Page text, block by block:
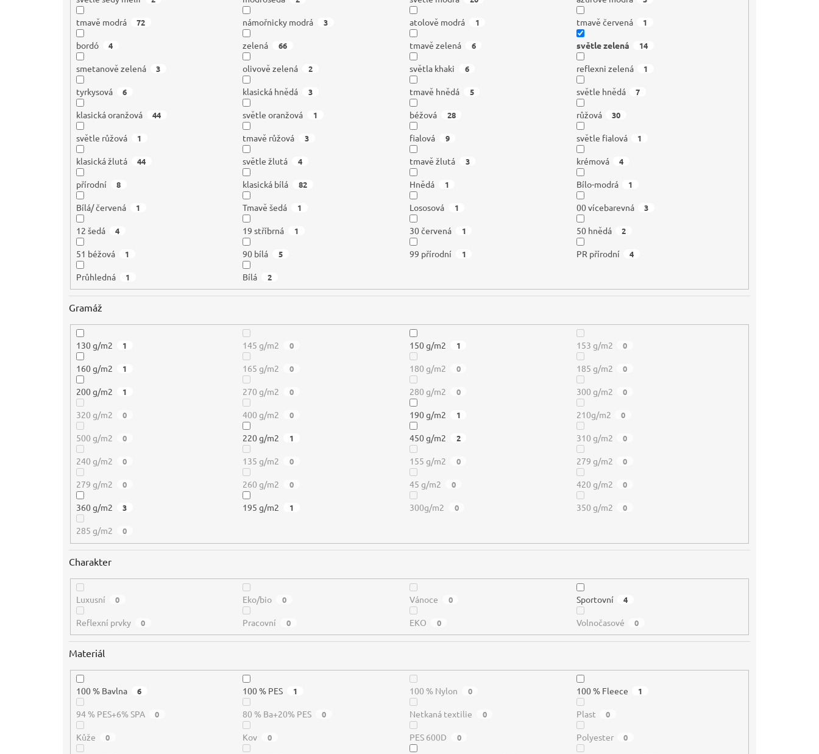
tmavě modrá 72 námořnicky modrá 3 atolově modrá 1 tmavě červená 1
bordó 4 zelená 66 tmavě zelená 6 světle zelená 14
smetanově zelená 3 olivově zelená 2 světla khaki 6 reflexni zelená 1
tyrkysová 6 klasická hnědá 3 tmavě hnědá 5 světle hnědá 7
klasická oranžová 44 světle oranžová 1 béžová 28 růžová 30
světle růžová 1 tmavě růžová 3 fialová 9 světle fialová 1
klasická žlutá 44 světle žlutá 4 tmavě žlutá 3 krémová 4
přírodní 8 klasická bílá 82 Hnědá 1 Bílo-modrá 1
Bílá/ červená 1 Tmavě šedá 1 Lososová 1 00 vícebarevná 3
12 šedá 4 19 stříbrná 1 30 červená 1 50 hnědá 2
51 béžová 1 90 bílá 5 99 přírodní 1 PR přírodní 4
Průhledná 1 Bílá 2
Gramáž
130 g/m2 1 145 g/m2 0 150 g/m2 1 153 g/m2 0
160 g/m2 1 165 g/m2 0 180 g/m2 0 185 g/m2 0
200 g/m2 1 270 g/m2 0 280 g/m2 0 300 g/m2 0
320 g/m2 0 400 g/m2 0 190 g/m2 1 210g/m2 0
500 g/m2 0 220 g/m2 1 450 g/m2 2 310 g/m2 0
240 g/m2 0 135 g/m2 0 155 g/m2 0 279 g/m2 0
279 g/m2 0 260 g/m2 0 45 g/m2 0 420 g/m2 0
360 g/m2 3 195 g/m2 1 300g/m2 0 350 g/m2 0
285 g/m2 0
Charakter
Luxusní 0 Eko/bio 0 Vánoce 0 Sportovní 4
Reflexní prvky 0 Pracovní 0 EKO 0 Volnočasové 0
Materiál
100 % Bavlna 6 100 % PES 1 100 % Nylon 0 100 % Fleece 1
94 % PES+6% SPA 0 80 % Ba+20% PES 0 Netkaná textilie 0 Plast 0
Kůže 0 Kov 0 PES 600D 0 Polyester 0